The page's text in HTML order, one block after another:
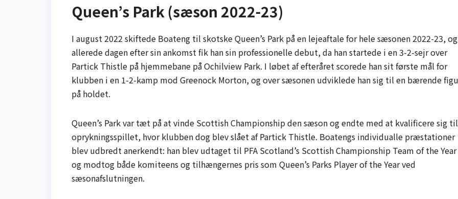
Queen’s Park (sæson 2022-23)
I august 2022 skiftede Boateng til skotske Queen’s Park på en lejeaftale for hele sæsonen 2022-23, og
allerede dagen efter sin ankomst fik han sin professionelle debut, da han startede i en 3-2-sejr over
Partick Thistle på hjemmebane på Ochilview Park. I løbet af efteråret scorede han sit første mål for
klubben i en 1-2-kamp mod Greenock Morton, og over sæsonen udviklede han sig til en bærende
på holdet.
Queen’s Park var tæt på at vinde Scottish Championship den sæson og endte med at kvalificere sig til
oprykningsspillet, hvor klubben dog blev slået af Partick Thistle. Boatengs individualle præstationer
blev udbredt anerkendt: han blev udtaget til PFA Scotland’s Scottish Championship Team of the Year
og modtog både komiteens og tilhængernes pris som Queen’s Parks Player of the Year ved
sæsonafslutningen.